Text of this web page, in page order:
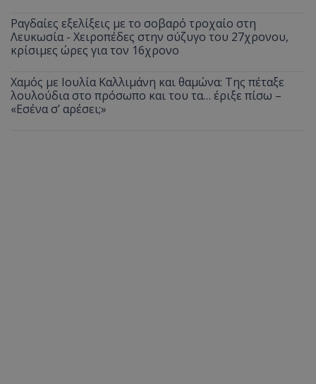
Ραγδαίες εξελίξεις με το σοβαρό τροχαίο στη
Λευκωσία - Χειροπέδες στην σύζυγο του 27χρονου,
κρίσιμες ώρες για τον 16χρονο
Χαμός με Ιουλία Καλλιμάνη και θαμώνα: Της πέταξε
λουλούδια στο πρόσωπο και του τα… έριξε πίσω –
«Εσένα σ’ αρέσει;»